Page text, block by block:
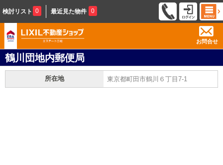
検討リスト 0 最近見た物件 0
お問合せ
鶴川団地内郵便局
所在地 東京都町田市鶴川６丁目7-1